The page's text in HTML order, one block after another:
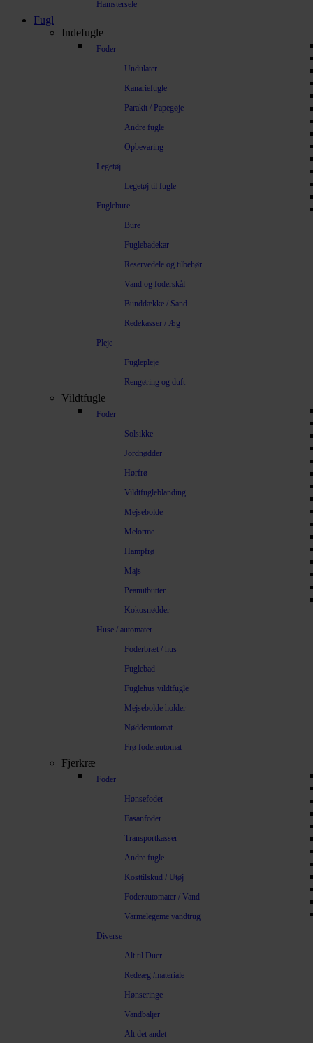
Hamstersele
Fugl
Indefugle
Foder
Undulater
Kanariefugle
Parakit / Papegøje
Andre fugle
Opbevaring
Legetøj
Legetøj til fugle
Fuglebure
Bure
Fuglebadekar
Reservedele og tilbehør
Vand og foderskål
Bunddække / Sand
Redekasser / Æg
Pleje
Fuglepleje
Rengøring og duft
Vildtfugle
Foder
Solsikke
Jordnødder
Hørfrø
Vildtfugleblanding
Mejsebolde
Melorme
Hampfrø
Majs
Peanutbutter
Kokosnødder
Huse / automater
Foderbræt / hus
Fuglebad
Fuglehus vildtfugle
Mejsebolde holder
Nøddeautomat
Frø foderautomat
Fjerkræ
Foder
Hønsefoder
Fasanfoder
Transportkasser
Andre fugle
Kosttilskud / Utøj
Foderautomater / Vand
Varmelegeme vandtrug
Diverse
Alt til Duer
Redeæg /materiale
Hønseringe
Vandbaljer
Alt det andet